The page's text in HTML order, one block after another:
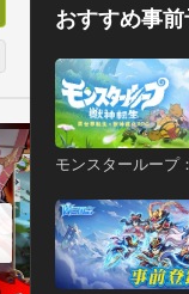
おすすめ事前
モンスターループ